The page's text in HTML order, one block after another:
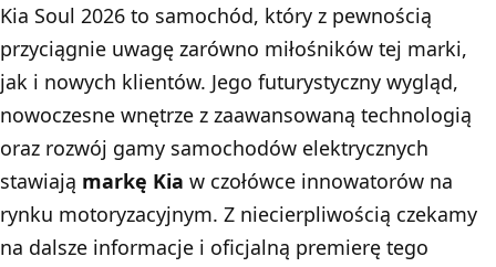
Kia Soul 2026 to samochód, który z pewnością
przyciągnie uwagę zarówno miłośników tej marki,
jak i nowych klientów. Jego futurystyczny wygląd,
nowoczesne wnętrze z zaawansowaną technologią
oraz rozwój gamy samochodów elektrycznych
stawiają markę Kia w czołówce innowatorów na
rynku motoryzacyjnym. Z niecierpliwością czekamy
na dalsze informacje i oficjalną premierę tego